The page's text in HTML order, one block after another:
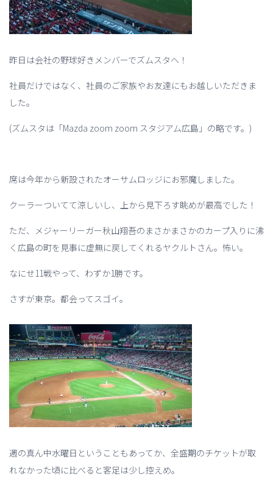
昨日は会社の野球好きメンバーでズムスタへ！
社員だけではなく、社員のご家族やお友達にもお越しいただきま
した。
(ズムスタは「Mazda zoom zoom スタジアム広島」の略です。)
席は今年から新設されたオーサムロッジにお邪魔しました。
クーラーついてて涼しいし、上から見下ろす眺めが最高でした！
ただ、メジャーリーガー秋山翔吾のまさかまさかのカープ入りに沸
く広島の町を見事に虚無に戻してくれるヤクルトさん。怖い。
なにせ11戦やって、わずか1勝です。
さすが東京。都会ってスゴイ。
週の真ん中水曜日ということもあってか、全盛期のチケットが取
れなかった頃に比べると客足は少し控えめ。